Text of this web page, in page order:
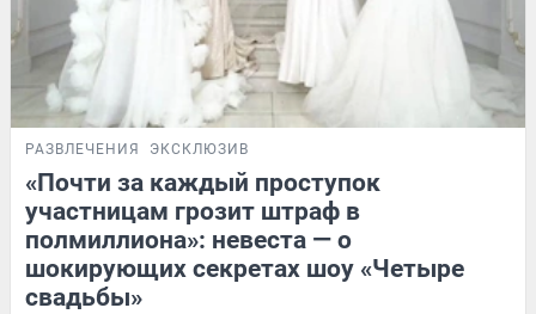
РАЗВЛЕЧЕНИЯ ЭКСКЛЮЗИВ
«Почти за каждый проступок
участницам грозит штраф в
полмиллиона»: невеста — о
шокирующих секретах шоу «Четыре
свадьбы»